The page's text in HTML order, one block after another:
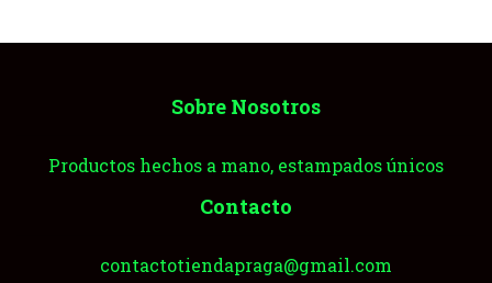
Sobre Nosotros
Productos hechos a mano, estampados únicos
Contacto
contactotiendapraga@gmail.com